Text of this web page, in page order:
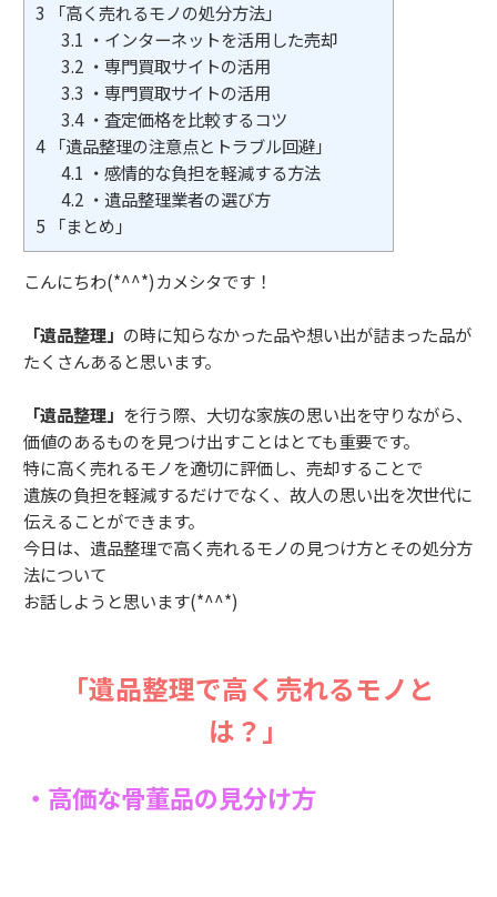
3 「高く売れるモノの処分方法」
3.1 ・インターネットを活用した売却
3.2 ・専門買取サイトの活用
3.3 ・専門買取サイトの活用
3.4 ・査定価格を比較するコツ
4 「遺品整理の注意点とトラブル回避」
4.1 ・感情的な負担を軽減する方法
4.2 ・遺品整理業者の選び方
5 「まとめ」
こんにちわ(*^^*)カメシタです！
「遺品整理」 の時に知らなかった品や想い出が詰まった品が
たくさんあると思います。
「遺品整理」 を行う際、大切な家族の思い出を守りながら、
価値のあるものを見つけ出すことはとても重要です。
特に高く売れるモノを適切に評価し、売却することで
遺族の負担を軽減するだけでなく、故人の思い出を次世代に
伝えることができます。
今日は、遺品整理で高く売れるモノの見つけ方とその処分方
法について
お話しようと思います(*^^*)
「遺品整理で高く売れるモノと
は？」
・高価な骨董品の見分け方